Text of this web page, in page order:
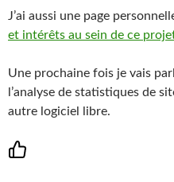
J’ai aussi une page
et intérêts au sein de ce
Une prochaine fois je vais
l’analyse de statistiques de
autre logiciel libre.